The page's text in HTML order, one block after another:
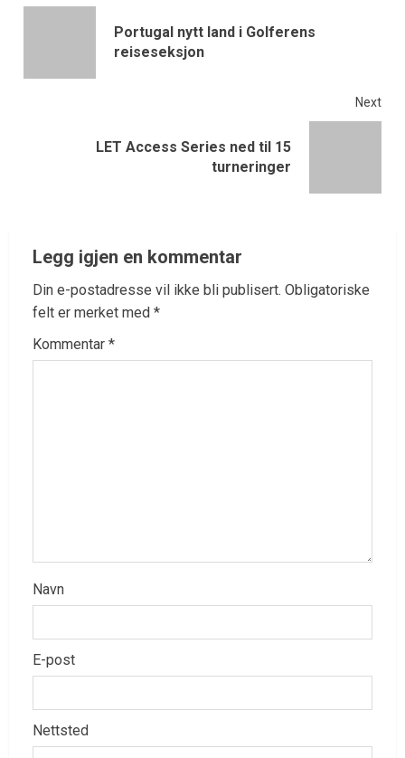
Portugal nytt land i Golferens
reiseseksjon
Next
LET Access Series ned til 15
turneringer
Legg igjen en kommentar
Din e-postadresse vil ikke bli publisert. Obligatoriske
felt er merket med *
Kommentar *
Navn
E-post
Nettsted